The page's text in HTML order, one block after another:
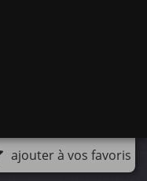
ajouter à vos favoris